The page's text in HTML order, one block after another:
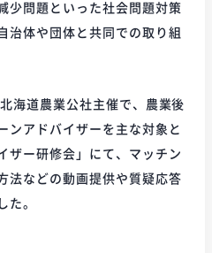
少問題といった社会問題対策
治体や団体と共同での取り組
海道農業公社主催で、農業後
ンアドバイザーを主な対象と
ザー研修会」にて、マッチン
法などの動画提供や質疑応答
た。